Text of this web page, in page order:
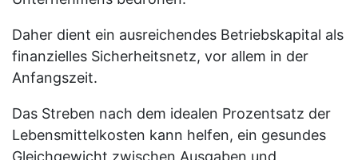
Daher dient ein ausreichendes Betriebskapital als
finanzielles Sicherheitsnetz, vor allem in der
Anfangszeit.
Das Streben nach dem idealen Prozentsatz der
Lebensmittelkosten kann helfen, ein gesundes